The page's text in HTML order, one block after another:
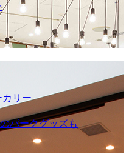
カリー
パークグッズも